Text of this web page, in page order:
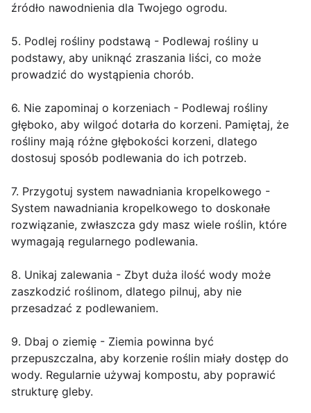
źródło nawodnienia dla Twojego ogrodu.
5. Podlej rośliny podstawą - Podlewaj rośliny u
podstawy, aby uniknąć zraszania liści, co może
prowadzić do wystąpienia chorób.
6. Nie zapominaj o korzeniach - Podlewaj rośliny
głęboko, aby wilgoć dotarła do korzeni. Pamiętaj, że
rośliny mają różne głębokości korzeni, dlatego
dostosuj sposób podlewania do ich potrzeb.
7. Przygotuj system nawadniania kropelkowego -
System nawadniania kropelkowego to doskonałe
rozwiązanie, zwłaszcza gdy masz wiele roślin, które
wymagają regularnego podlewania.
8. Unikaj zalewania - Zbyt duża ilość wody może
zaszkodzić roślinom, dlatego pilnuj, aby nie
przesadzać z podlewaniem.
9. Dbaj o ziemię - Ziemia powinna być
przepuszczalna, aby korzenie roślin miały dostęp do
wody. Regularnie używaj kompostu, aby poprawić
strukturę gleby.